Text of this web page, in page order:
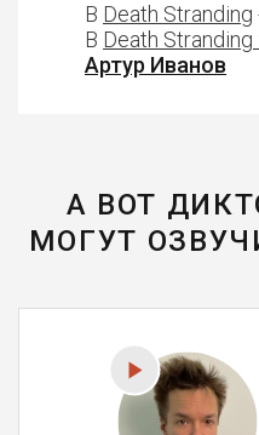
В Death Stranding
В Death Stranding
Артур Иванов
А ВОТ
МОГУТ